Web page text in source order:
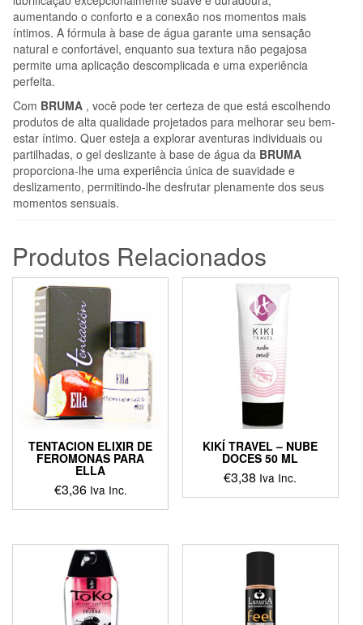
aumentando o conforto e a conexão nos momentos mais
íntimos. A fórmula à base de água garante uma sensação
natural e confortável, enquanto sua textura não pegajosa
permite uma aplicação descomplicada e uma experiência
perfeita.
Com BRUMA , você pode ter certeza de que está escolhendo
produtos de alta qualidade projetados para melhorar seu bem-
estar íntimo. Quer esteja a explorar aventuras individuais ou
partilhadas, o gel deslizante à base de água da BRUMA
proporciona-lhe uma experiência única de suavidade e
deslizamento, permitindo-lhe desfrutar plenamente dos seus
momentos sensuais.
Produtos Relacionados
TENTACION ELIXIR DE
FEROMONAS PARA
ELLA
€3,36 Iva Inc.
KIKÍ TRAVEL – NUBE
DOCES 50 ML
€3,38 Iva Inc.